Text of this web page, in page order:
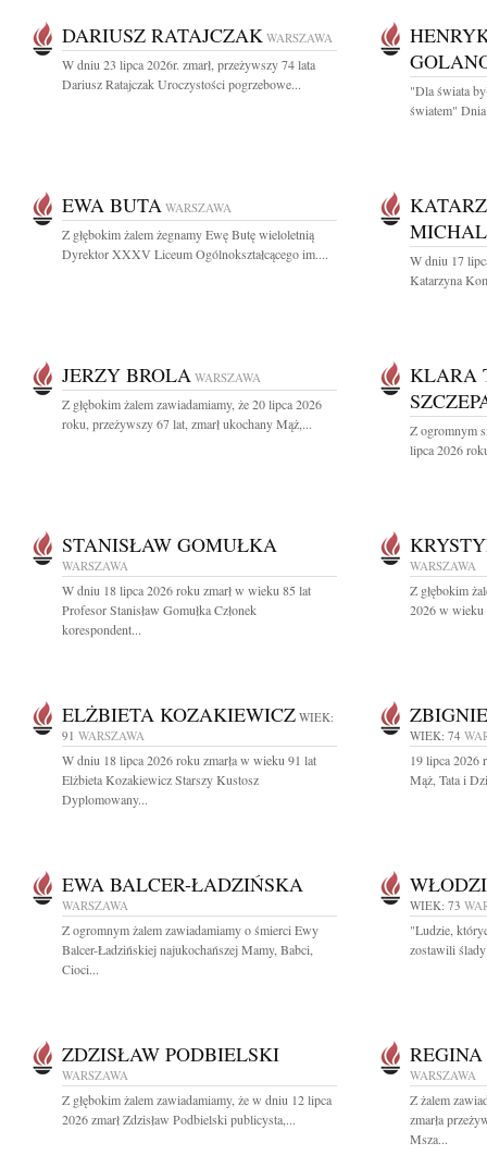
DARIUSZ RATAJCZAK WARSZAWA
W dniu 23 lipca 2026r. zmarł, przeżywszy 74 lata
Dariusz Ratajczak Uroczystości pogrzebowe...
"Dla świata
światem"
EWA BUTA WARSZAWA
Z głębokim żalem żegnamy Ewę Butę wieloletnią
Dyrektor XXXV Liceum Ogólnokształcącego im....
W dniu 17
Katarzyna
JERZY BROLA WARSZAWA
Z głębokim żalem zawiadamiamy, że 20 lipca 2026
roku, przeżywszy 67 lat, zmarł ukochany Mąż,...
KLARA
Z ogromnym
lipca 2026
STANISŁAW GOMUŁKA
WARSZAWA
W dniu 18 lipca 2026 roku zmarł w wieku 85 lat
Profesor Stanisław Gomułka Członek
korespondent...
WARSZAWA
Z głębokim
2026 w wieku
ELŻBIETA KOZAKIEWICZ WIEK:
91 WARSZAWA
W dniu 18 lipca 2026 roku zmarła w wieku 91 lat
Elżbieta Kozakiewicz Starszy Kustosz
Dyplomowany...
WIEK: 74
19 lipca 2026
Mąż, Tata i
EWA BALCER-ŁADZIŃSKA
WARSZAWA
Z ogromnym żalem zawiadamiamy o śmierci Ewy
Balcer-Ładzińskiej najukochańszej Mamy, Babci,
Cioci...
WIEK: 73
"Ludzie,
zostawili
ZDZISŁAW PODBIELSKI
WARSZAWA
Z głębokim żalem zawiadamiamy, że w dniu 12 lipca
2026 zmarł Zdzisław Podbielski publicysta,...
WARSZAWA
Z żalem
zmarła
Msza...